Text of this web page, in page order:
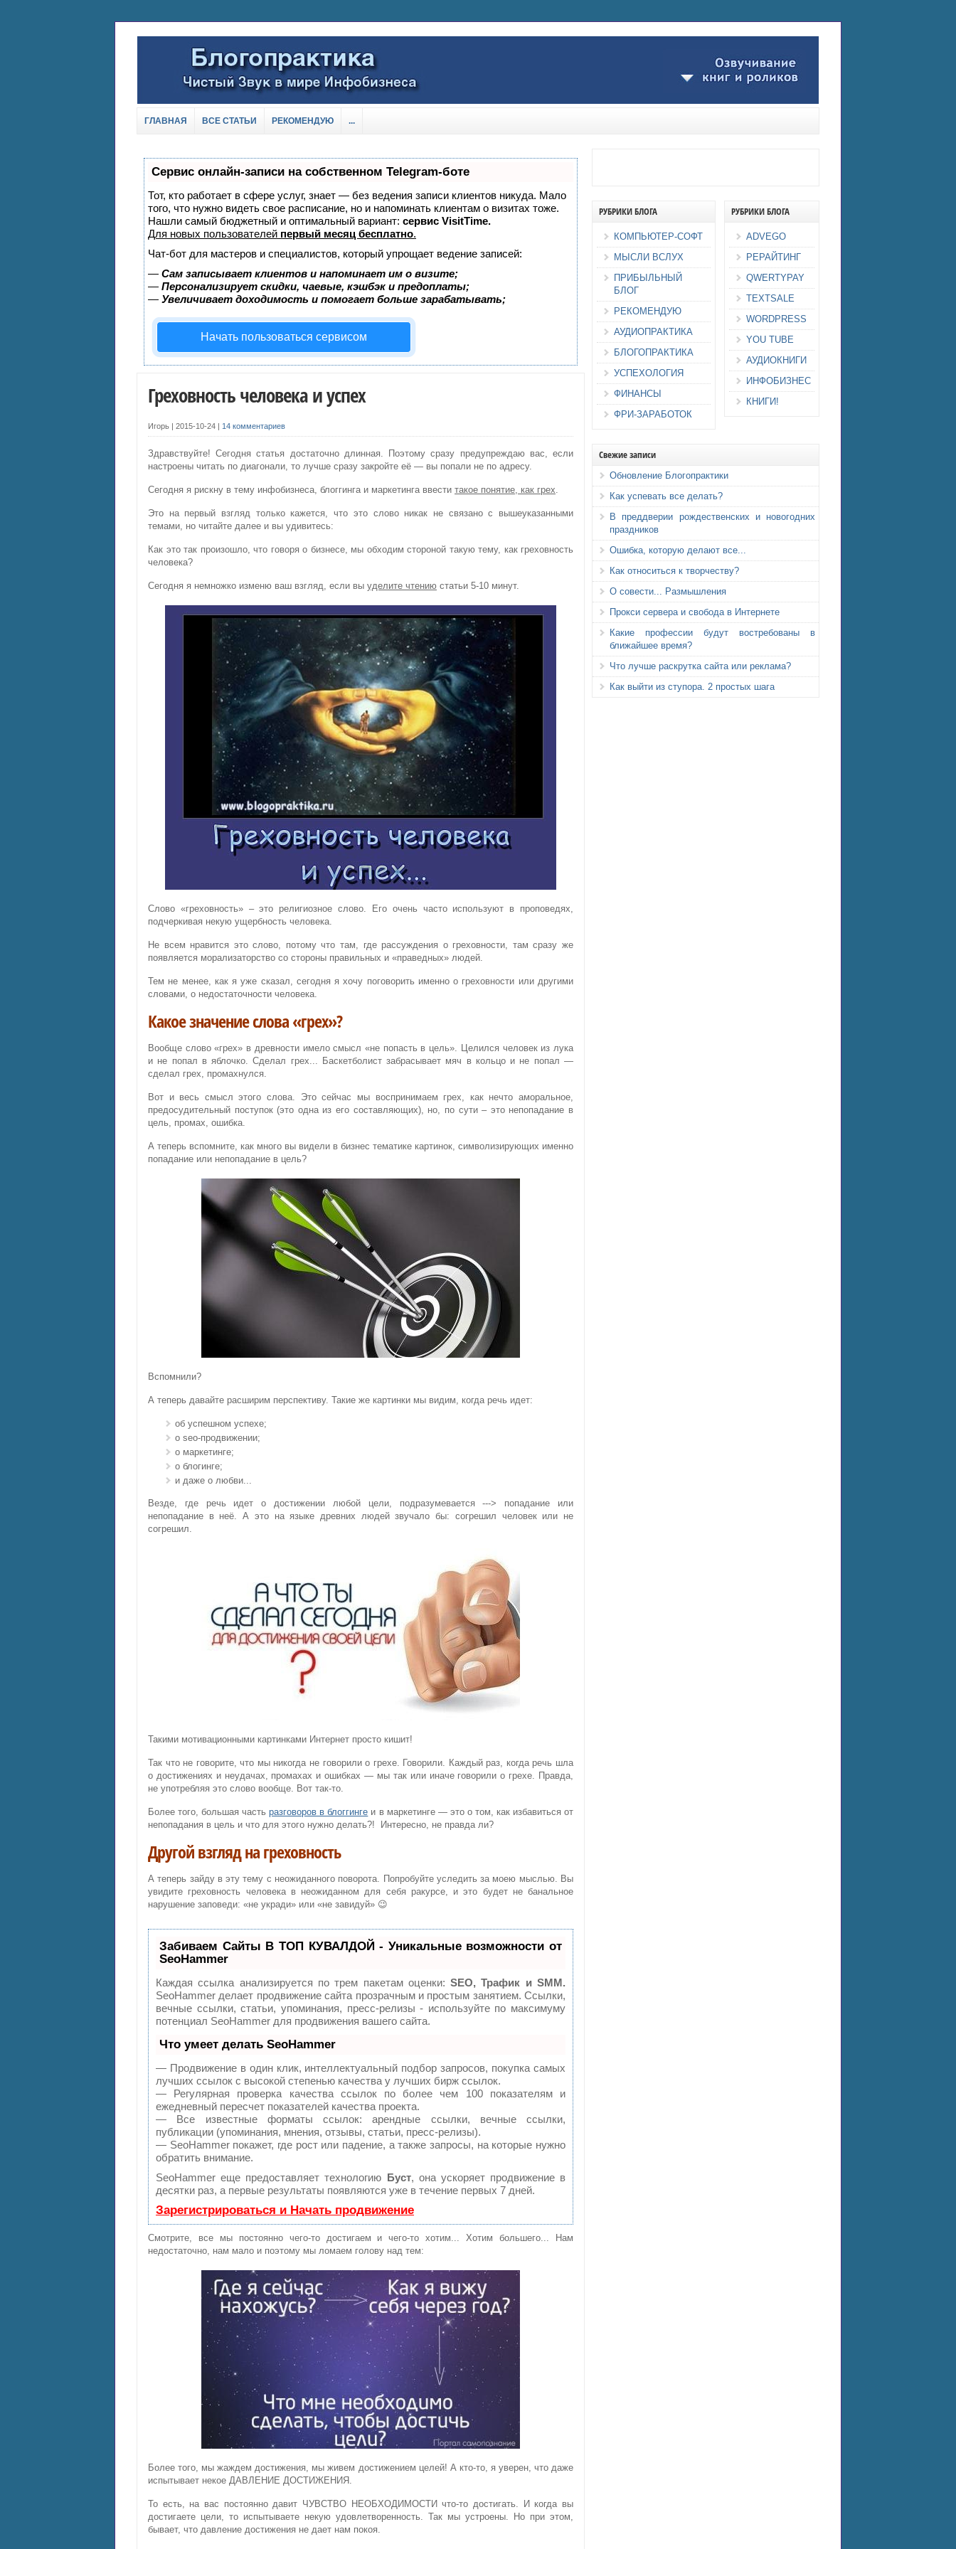
ГЛАВНАЯ ВСЕ СТАТЬИ РЕКОМЕНДУЮ ...
Сервис онлайн-записи на собственном Telegram-боте
Тот, кто работает в сфере услуг, знает — без ведения записи клиентов никуда. Мало
того, что нужно видеть свое расписание, но и напоминать клиентам о визитах тоже.
Нашли самый бюджетный и оптимальный вариант: сервис VisitTime.
Для новых пользователей первый месяц бесплатно.
Чат-бот для мастеров и специалистов, который упрощает ведение записей:
— Сам записывает клиентов и напоминает им о визите;
— Персонализирует скидки, чаевые, кэшбэк и предоплаты;
— Увеличивает доходимость и помогает больше зарабатывать;
Начать пользоваться сервисом
Греховность человека и успех
Игорь | 2015-10-24 14 комментариев
Здравствуйте! Сегодня статья достаточно длинная. Поэтому сразу предупреждаю вас, если
настроены читать по диагонали, то лучше сразу закройте её — вы попали не по адресу.
Сегодня я рискну в тему инфобизнеса, блоггинга и маркетинга ввести такое понятие, как грех.
Это на первый взгляд только кажется, что это слово никак не связано с вышеуказанными
темами, но читайте далее и вы удивитесь:
Как это так произошло, что говоря о бизнесе, мы обходим стороной такую тему, как греховность
человека?
Сегодня я немножко изменю ваш взгляд, если вы уделите чтению статьи 5-10 минут.
Слово «греховность» – это религиозное слово. Его очень часто используют в проповедях,
подчеркивая некую ущербность человека.
Не всем нравится это слово, потому что там, где рассуждения о греховности, там сразу же
появляется морализаторство со стороны правильных и «праведных» людей.
Тем не менее, как я уже сказал, сегодня я хочу поговорить именно о греховности или другими
словами, о недостаточности человека.
Какое значение слова «грех»?
Вообще слово «грех» в древности имело смысл «не попасть в цель». Целился человек из лука
и не попал в яблочко. Сделал грех... Баскетболист забрасывает мяч в кольцо и не попал —
сделал грех, промахнулся.
Вот и весь смысл этого слова. Это сейчас мы воспринимаем грех, как нечто аморальное,
предосудительный поступок (это одна из его составляющих), но, по сути – это непопадание в
цель, промах, ошибка.
А теперь вспомните, как много вы видели в бизнес тематике картинок, символизирующих именно
попадание или непопадание в цель?
Вспомнили?
А теперь давайте расширим перспективу. Такие же картинки мы видим, когда речь идет:
об успешном успехе;
о seo-продвижении;
о маркетинге;
о блогинге;
и даже о любви...
Везде, где речь идет о достижении любой цели, подразумевается ---> попадание или
непопадание в неё. А это на языке древних людей звучало бы: согрешил человек или не
согрешил.
Такими мотивационными картинками Интернет просто кишит!
Так что не говорите, что мы никогда не говорили о грехе. Говорили. Каждый раз, когда речь шла
о достижениях и неудачах, промахах и ошибках — мы так или иначе говорили о грехе. Правда,
не употребляя это слово вообще. Вот так-то.
Более того, большая частьразговоров в блоггинге и в маркетинге — это о том, как избавиться от
непопадания в цель и что для этого нужно делать?! Интересно, не правда ли?
Другой взгляд на греховность
А теперь зайду в эту тему с неожиданного поворота. Попробуйте уследить за моею мыслью. Вы
увидите греховность человека в неожиданном для себя ракурсе, и это будет не банальное
нарушение заповеди: «не укради» или «не завидуй» 😉
Забиваем Сайты В ТОП КУВАЛДОЙ - Уникальные возможности от
SeoHammer
Каждая ссылка анализируется по трем пакетам оценки:SEO, Трафик и SMM.
SeoHammer делает продвижение сайта прозрачным и простым занятием. Ссылки,
вечные ссылки, статьи, упоминания, пресс-релизы - используйте по максимуму
потенциал SeoHammer для продвижения вашего сайта.
Что умеет делать SeoHammer
— Продвижение в один клик, интеллектуальный подбор запросов, покупка самых
лучших ссылок с высокой степенью качества у лучших бирж ссылок.
— Регулярная проверка качества ссылок по более чем 100 показателям и
ежедневный пересчет показателей качества проекта.
— Все известные форматы ссылок: арендные ссылки, вечные ссылки,
публикации (упоминания, мнения, отзывы, статьи, пресс-релизы).
— SeoHammer покажет, где рост или падение, а также запросы, на которые нужно
обратить внимание.
SeoHammer еще предоставляет технологию Буст, она ускоряет продвижение в
десятки раз, а первые результаты появляются уже в течение первых 7 дней.
Зарегистрироваться и Начать продвижение
Смотрите, все мы постоянно чего-то достигаем и чего-то хотим... Хотим большего... Нам
недостаточно, нам мало и поэтому мы ломаем голову над тем:
Более того, мы жаждем достижения, мы живем достижением целей! А кто-то, я уверен, что даже
испытывает некое ДАВЛЕНИЕ ДОСТИЖЕНИЯ.
То есть, на вас постоянно давит ЧУВСТВО НЕОБХОДИМОСТИ что-то достигать. И когда вы
достигаете цели, то испытываете некую удовлетворенность. Так мы устроены. Но при этом,
бывает, что давление достижения не дает нам покоя.
РУБРИКИ БЛОГА
КОМПЬЮТЕР-СОФТ
МЫСЛИ ВСЛУХ
ПРИБЫЛЬНЫЙ
БЛОГ
РЕКОМЕНДУЮ
АУДИОПРАКТИКА
БЛОГОПРАКТИКА
УСПЕХОЛОГИЯ
ФИНАНСЫ
ФРИ-ЗАРАБОТОК
РУБРИКИ БЛОГА
ADVEGO
РЕРАЙТИНГ
QWERTYPAY
TEXTSALE
WORDPRESS
YOU TUBE
АУДИОКНИГИ
ИНФОБИЗНЕС
КНИГИ!
Свежие записи
Обновление Блогопрактики
Как успевать все делать?
В преддверии рождественских и новогодних
праздников
Ошибка, которую делают все...
Как относиться к творчеству?
О совести... Размышления
Прокси сервера и свобода в Интернете
Какие профессии будут востребованы в
ближайшее время?
Что лучше раскрутка сайта или реклама?
Как выйти из ступора. 2 простых шага